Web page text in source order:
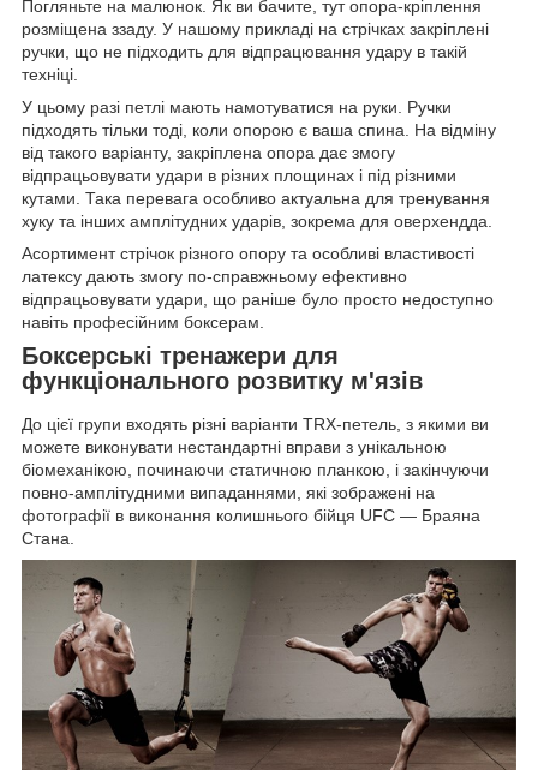
Погляньте на малюнок. Як ви бачите, тут опора-кріплення
розміщена ззаду. У нашому прикладі на стрічках закріплені
ручки, що не підходить для відпрацювання удару в такій
техніці.
У цьому разі петлі мають намотуватися на руки. Ручки
підходять тільки тоді, коли опорою є ваша спина. На відміну
від такого варіанту, закріплена опора дає змогу
відпрацьовувати удари в різних площинах і під різними
кутами. Така перевага особливо актуальна для тренування
хуку та інших амплітудних ударів, зокрема для оверхендда.
Асортимент стрічок різного опору та особливі властивості
латексу дають змогу по-справжньому ефективно
відпрацьовувати удари, що раніше було просто недоступно
навіть професійним боксерам.
Боксерські тренажери для
функціонального розвитку м'язів
До цієї групи входять різні варіанти TRX-петель, з якими ви
можете виконувати нестандартні вправи з унікальною
біомеханікою, починаючи статичною планкою, і закінчуючи
повно-амплітудними випаданнями, які зображені на
фотографії в виконання колишнього бійця UFC — Браяна
Стана.